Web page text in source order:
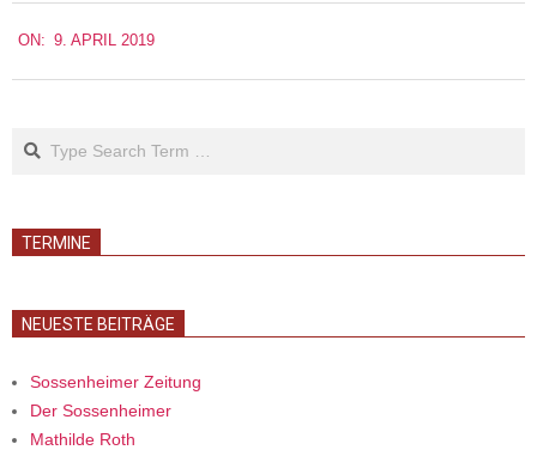
04-
09
ON: 9. APRIL 2019
TERMINE
NEUESTE BEITRÄGE
Sossenheimer Zeitung
Der Sossenheimer
Mathilde Roth